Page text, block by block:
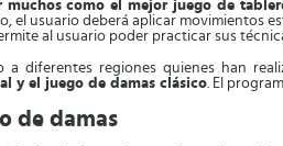
muchos como el mejor juego de
el usuario deberá aplicar movimientos
al usuario poder practicar sus
a diferentes regiones quienes han
y el juego de damas clásico. El
de damas